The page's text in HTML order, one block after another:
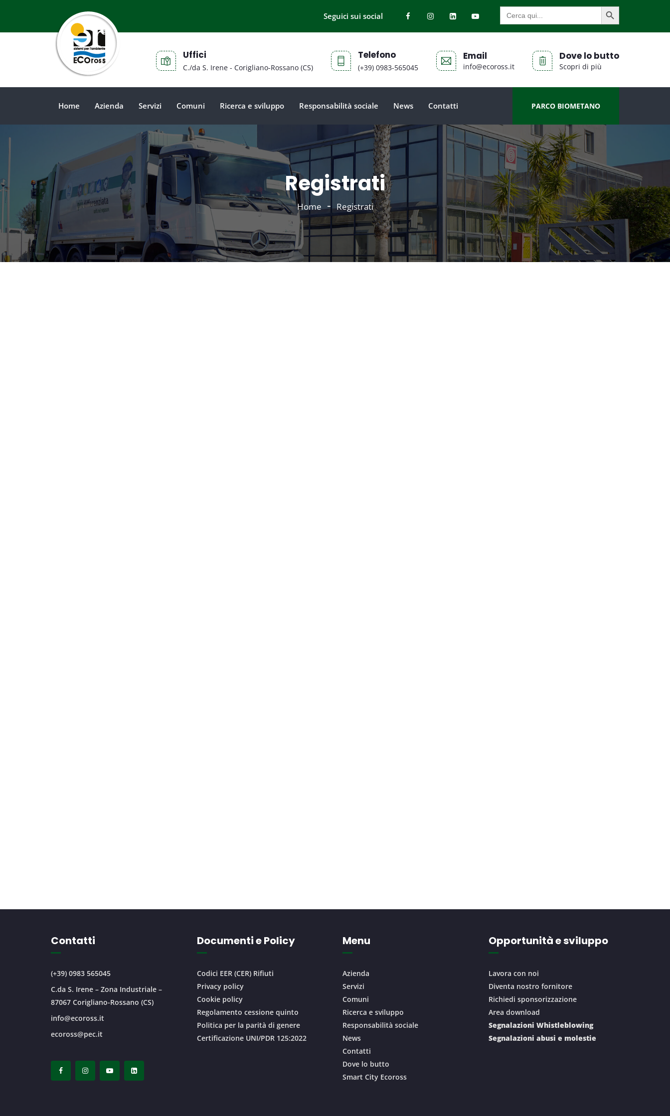
Seguici sui social
Search
for:
SEARCH BUTTON
Uffici
C./da S. Irene - Corigliano-Rossano (CS)
Telefono
(+39) 0983-565045
Email
info@ecoross.it
Dove lo butto
Scopri di più
Home Azienda Servizi Comuni Ricerca e sviluppo Responsabilità sociale News Contatti PARCO BIOMETANO
Registrati
Home Registrati
Contatti
(+39) 0983 565045
C.da S. Irene – Zona Industriale –
87067 Corigliano-Rossano (CS)
info@ecoross.it
ecoross@pec.it
Documenti e Policy
Codici EER (CER) Rifiuti
Privacy policy
Cookie policy
Regolamento cessione quinto
Politica per la parità di genere
Certificazione UNI/PDR 125:2022
Menu
Azienda
Servizi
Comuni
Ricerca e sviluppo
Responsabilità sociale
News
Contatti
Dove lo butto
Smart City Ecoross
Opportunità e sviluppo
Lavora con noi
Diventa nostro fornitore
Richiedi sponsorizzazione
Area download
Segnalazioni Whistleblowing
Segnalazioni abusi e molestie